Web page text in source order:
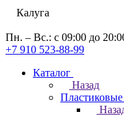
Калуга
Пн. – Вс.: с 09:00 до
+7 910 523-88-99
Каталог
Назад